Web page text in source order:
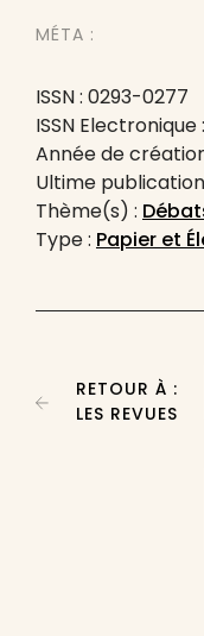
MÉTA :
ISSN : 0293-0277
ISSN
Année de création
Ultime publication
Thème(s) :
Type : Papier et
RETOUR À :
LES REVUES